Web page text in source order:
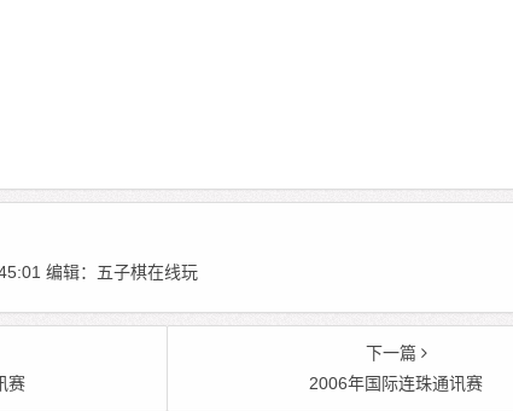
编辑：五子棋在线玩
赛
下一篇
2006年国际连珠通讯赛